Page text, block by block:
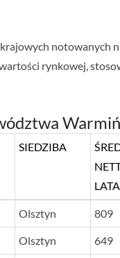
notowanych
rynkowej,
SIEDZIBA
SIEDZIBA
Olsztyn 809
Olsztyn 649